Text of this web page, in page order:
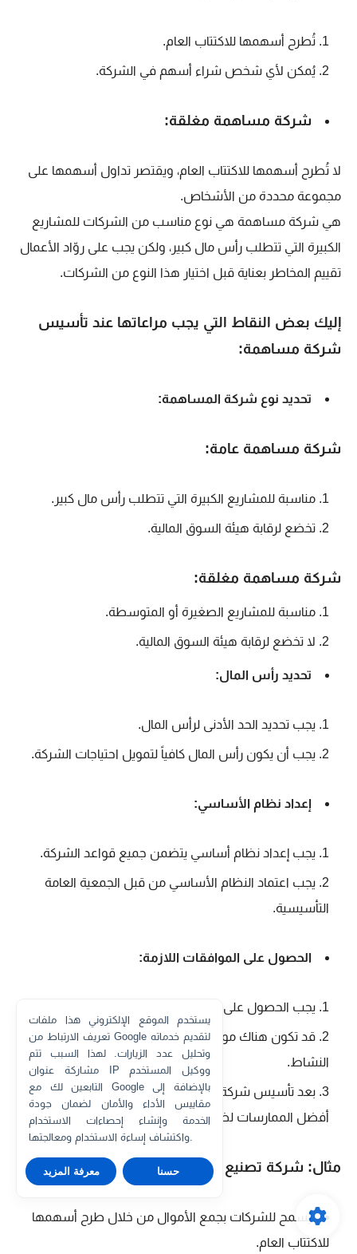
تُطرح أسهمها للاكتتاب العام.
يُمكن لأي شخص شراء أسهم في الشركة.
شركة مساهمة مغلقة:
لا تُطرح أسهمها للاكتتاب العام، ويقتصر تداول أسهمها على
مجموعة محددة من الأشخاص.
هي شركة مساهمة هي نوع مناسب من الشركات للمشاريع
الكبيرة التي تتطلب رأس مال كبير، ولكن يجب على روّاد الأعمال
تقييم المخاطر بعناية قبل اختيار هذا النوع من الشركات.
إليك بعض النقاط التي يجب مراعاتها عند تأسيس
شركة مساهمة:
تحديد نوع شركة المساهمة:
شركة مساهمة عامة:
مناسبة للمشاريع الكبيرة التي تتطلب رأس مال كبير.
تخضع لرقابة هيئة السوق المالية.
شركة مساهمة مغلقة:
مناسبة للمشاريع الصغيرة أو المتوسطة.
لا تخضع لرقابة هيئة السوق المالية.
تحديد رأس المال:
يجب تحديد الحد الأدنى لرأس المال.
يجب أن يكون رأس المال كافياً لتمويل احتياجات الشركة.
إعداد نظام الأساسي:
يجب إعداد نظام أساسي يتضمن جميع قواعد الشركة.
يجب اعتماد النظام الأساسي من قبل الجمعية العامة
التأسيسية.
الحصول على الموافقات اللازمة:
يجب الحصول على موافقة وزارة التجارة والاستثمار.
قد تكون هناك موافقات أخرى مطلوبة حسب نوع
النشاط.
بعد تأسيس شركة المساهمة، يجب على الإدارة اتباع
أفضل الممارسات لضمان نجاح الشركة.
مثال: شركة تصنيع سيارات.
يُسمح للشركات بجمع الأموال من خلال طرح أسهمها
للاكتتاب العام.
يستخدم الموقع الإلكتروني هذا ملفات
تعريف الارتباط من Google لتقديم خدماته
وتحليل عدد الزيارات. لهذا السبب تتم
مشاركة عنوان IP ووكيل المستخدم
التابعين لك مع Google بالإضافة إلى
مقاييس الأداء والأمان لضمان جودة
الخدمة وإنشاء إحصاءات الاستخدام
واكتشاف إساءة الاستخدام ومعالجتها.
معرفة المزيد حسنا